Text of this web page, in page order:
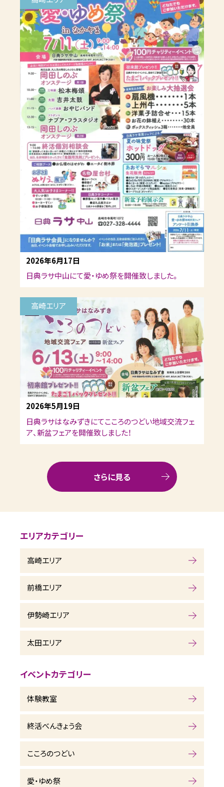
2026年6月17日
日典ラサ中山にて愛・ゆめ祭を開催致しました。
2026年5月19日
日典ラサはなみずきにてこころのつどい地域交流フェ
ア、新盆フェアを開催致しました！
高崎エリア
さらに見る
エリアカテゴリー
高崎エリア
前橋エリア
伊勢崎エリア
太田エリア
イベントカテゴリー
体験教室
終活べんきょう会
こころのつどい
愛・ゆめ祭